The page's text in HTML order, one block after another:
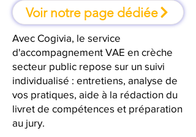
Voir notre page dédiée
Avec Cogivia, le service
d'accompagnement VAE en crèche
secteur public repose sur un suivi
individualisé : entretiens, analyse de
vos pratiques, aide à la rédaction du
livret de compétences et préparation
au jury.